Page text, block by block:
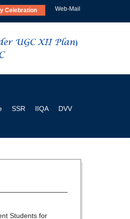
Web-Mail
Celebration
SSR IIQA DVV
27